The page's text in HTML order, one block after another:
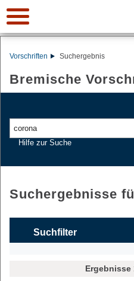
Vorschriften Suchergebnis
Bremische
Hilfe zur Suche
Suchergebnisse
Suchfilter
Ergebnisse